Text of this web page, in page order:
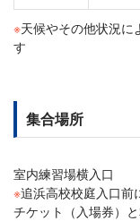
※天候やその他状況に
す
集合場所
室内練習場横入口
※追浜高校校庭入口前
チケット（入場券）